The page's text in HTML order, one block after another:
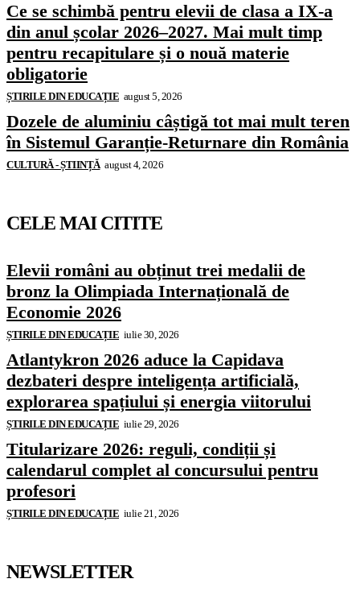
Ce se schimbă pentru elevii de clasa a IX-a
din anul școlar 2026–2027. Mai mult timp
pentru recapitulare și o nouă materie
obligatorie
ȘTIRILE DIN EDUCAȚIE august 5, 2026
Dozele de aluminiu câștigă tot mai mult teren
în Sistemul Garanție-Returnare din România
CULTURĂ - ȘTIINȚĂ august 4, 2026
CELE MAI CITITE
Elevii români au obținut trei medalii de
bronz la Olimpiada Internațională de
Economie 2026
ȘTIRILE DIN EDUCAȚIE iulie 30, 2026
Atlantykron 2026 aduce la Capidava
dezbateri despre inteligența artificială,
explorarea spațiului și energia viitorului
ȘTIRILE DIN EDUCAȚIE iulie 29, 2026
Titularizare 2026: reguli, condiții și
calendarul complet al concursului pentru
profesori
ȘTIRILE DIN EDUCAȚIE iulie 21, 2026
NEWSLETTER